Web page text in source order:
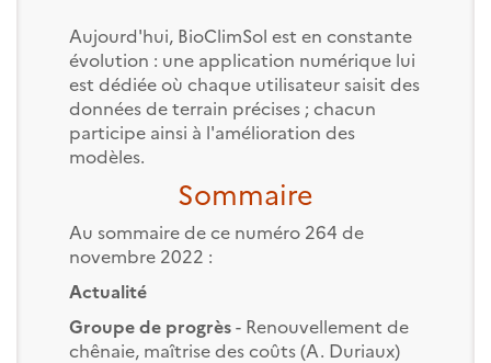
Aujourd'hui, BioClimSol est en constante
évolution : une application numérique lui
est dédiée où chaque utilisateur saisit des
données de terrain précises ; chacun
participe ainsi à l'amélioration des
modèles.
Sommaire
Au sommaire de ce numéro 264 de
novembre 2022 :
Actualité
Groupe de progrès- Renouvellement de
chênaie, maîtrise des coûts (A. Duriaux)